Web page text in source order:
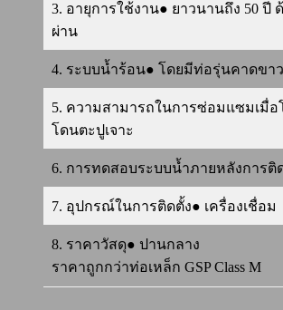
3. อายุการใช้งาน● ยาวนานถึง 50
ผ่าน
4. ระบบน้ำร้อน● โดยมีท่อรุ่นคาดขา
5. ความสามารถในการซ่อมแซมเมื่อ
โดนตะปูเจาะ
6. การทดสอบระบบน้ำภายหลังการ
7. อุปกรณ์ในการติดตั้ง● เครื่องเชื่อม
8. ราคาวัสดุ● ปานกลาง
ราคาถูกกว่าท่อเหล็ก GSP Class M